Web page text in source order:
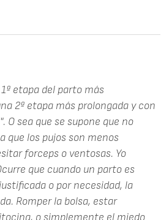
etapa del parto más
2ª etapa más prolongada y con
sea que se supone que no
que los pujos son menos
forceps o ventosas. Yo
que cuando un parto es
o por necesidad, la
Romper la bolsa, estar
o simplemente el miedo